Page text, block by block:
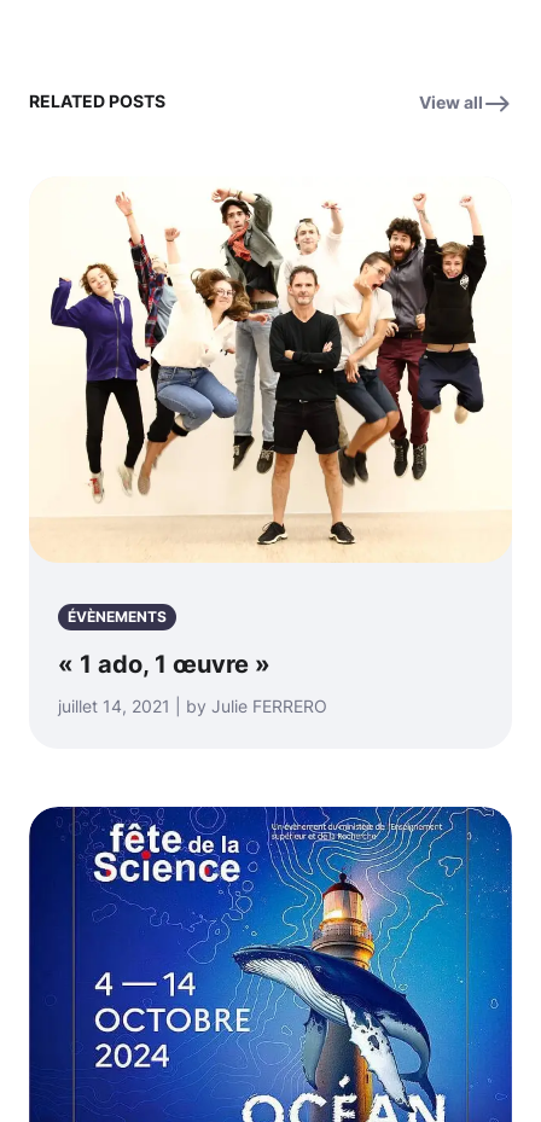
RELATED POSTS View all
ÉVÈNEMENTS
« 1 ado, 1 œuvre »
juillet 14, 2021 | by Julie FERRERO